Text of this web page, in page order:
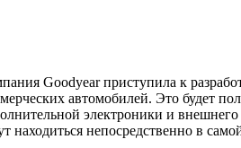
Goodyear приступила к
автомобилей. Это будет
электроники и
находиться непосредственно в